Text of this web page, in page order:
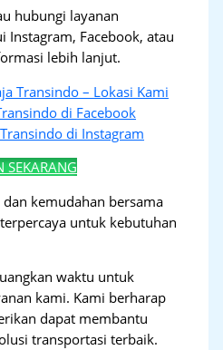
hubungi layanan
Instagram, Facebook, atau
lebih lanjut.
Transindo – Lokasi Kami
di Facebook
di Instagram
SEKARANG
kemudahan bersama
untuk kebutuhan
waktu untuk
kami. Kami berharap
dapat membantu
transportasi terbaik.